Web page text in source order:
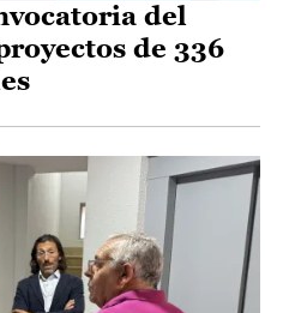
del
de 336